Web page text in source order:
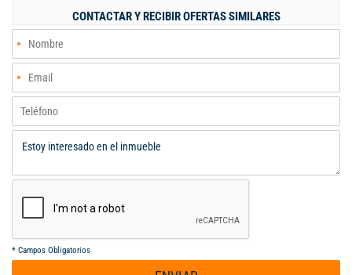
perchero para trajes y zapatero) con aire acondicionado Baño
con Vestier tipo habitacion Habitacion para gimnasio con aire
acondicionado Balcon tipo terraza Deposito
CONTACTAR Y RECIBIR OFERTAS SIMILARES
* Campos Obligatorios